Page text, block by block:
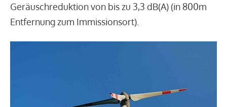
Geräuschreduktion von bis zu 3,3 dB(A) (in 800m
Entfernung zum Immissionsort).